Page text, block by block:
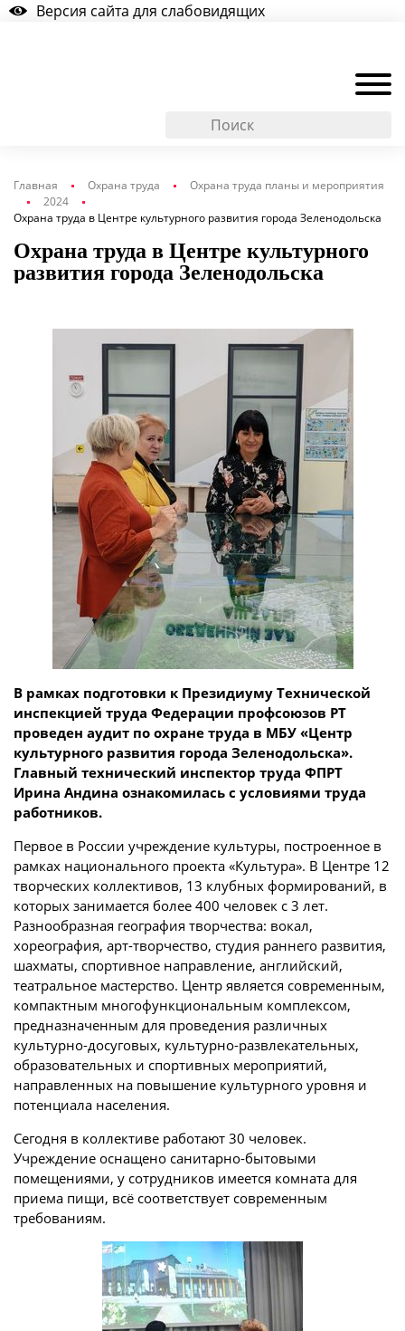
Версия сайта для слабовидящих
Главная Охрана труда
Охрана труда планы и мероприятия
2024
Охрана труда в Центре культурного развития города Зеленодольска
Охрана труда в Центре культурного
развития города Зеленодольска
В рамках подготовки к Президиуму Технической
инспекцией труда Федерации профсоюзов РТ
проведен аудит по охране труда в МБУ «Центр
культурного развития города Зеленодольска».
Главный технический инспектор труда ФПРТ
Ирина Андина ознакомилась с условиями труда
работников.
Первое в России учреждение культуры, построенное в
рамках национального проекта «Культура». В Центре 12
творческих коллективов, 13 клубных формирований, в
которых занимается более 400 человек с 3 лет.
Разнообразная география творчества: вокал,
хореография, арт-творчество, студия раннего развития,
шахматы, спортивное направление, английский,
театральное мастерство. Центр является современным,
компактным многофункциональным комплексом,
предназначенным для проведения различных
культурно-досуговых, культурно-развлекательных,
образовательных и спортивных мероприятий,
направленных на повышение культурного уровня и
потенциала населения.
Сегодня в коллективе работают 30 человек.
Учреждение оснащено санитарно-бытовыми
помещениями, у сотрудников имеется комната для
приема пищи, всё соответствует современным
требованиям.